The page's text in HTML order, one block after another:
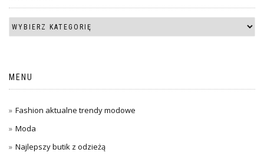
MENU
Fashion aktualne trendy modowe
Moda
Najlepszy butik z odzieżą